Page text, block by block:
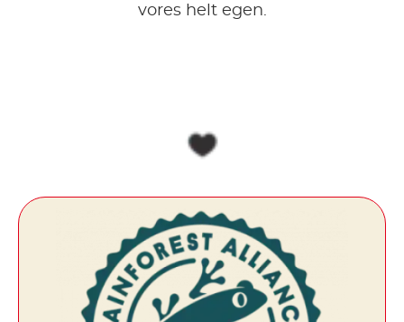
vores helt egen.